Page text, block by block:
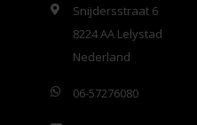
Snijdersstraat 6
8224 AA Lelystad
Nederland
06-57276080